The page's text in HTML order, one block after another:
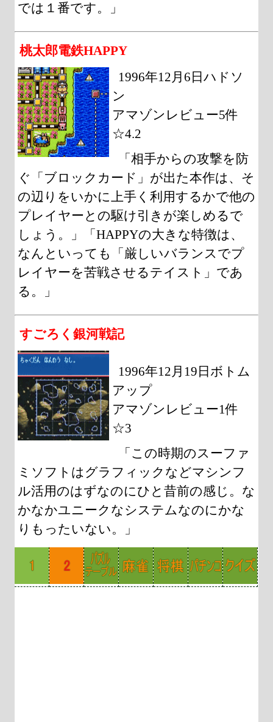
では１番です。」
桃太郎電鉄HAPPY
1996年12月6日ハドソ
ン
アマゾンレビュー5件
☆4.2
「相手からの攻撃を防
ぐ「ブロックカード」が出た本作は、そ
の辺りをいかに上手く利用するかで他の
プレイヤーとの駆け引きが楽しめるで
しょう。」「HAPPYの大きな特徴は、
なんといっても「厳しいバランスでプ
レイヤーを苦戦させるテイスト」であ
る。」
すごろく銀河戦記
1996年12月19日ボトム
アップ
アマゾンレビュー1件
☆3
「この時期のスーファ
ミソフトはグラフィックなどマシンフ
ル活用のはずなのにひと昔前の感じ。な
かなかユニークなシステムなのにかな
りもったいない。」